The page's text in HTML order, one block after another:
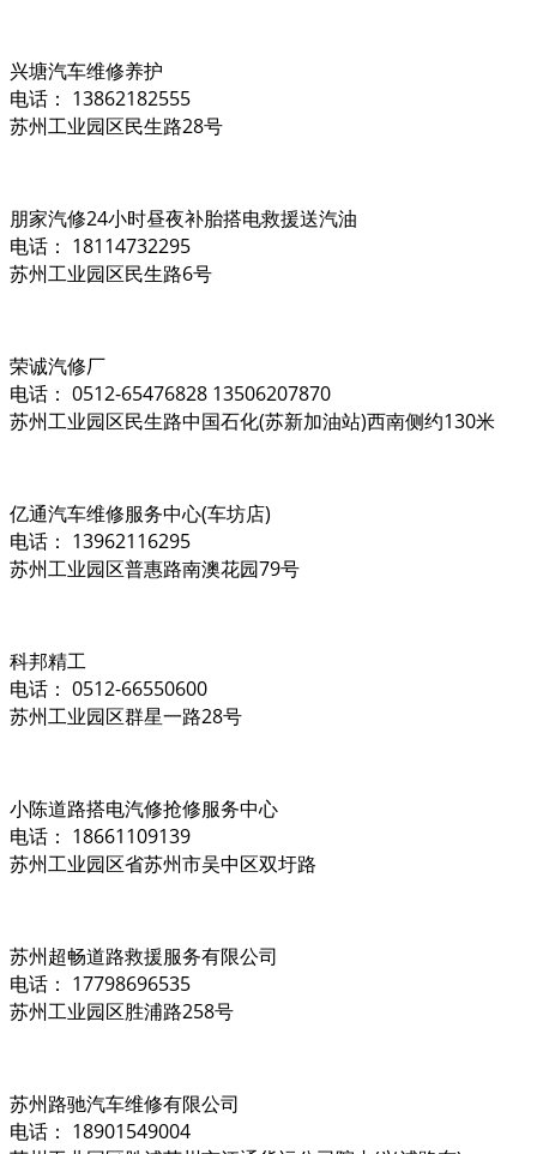
兴塘汽车维修养护
电话： 13862182555
苏州工业园区民生路28号
朋家汽修24小时昼夜补胎搭电救援送汽油
电话： 18114732295
苏州工业园区民生路6号
荣诚汽修厂
电话： 0512-65476828 13506207870
苏州工业园区民生路中国石化(苏新加油站)西南侧约130米
亿通汽车维修服务中心(车坊店)
电话： 13962116295
苏州工业园区普惠路南澳花园79号
科邦精工
电话： 0512-66550600
苏州工业园区群星一路28号
小陈道路搭电汽修抢修服务中心
电话： 18661109139
苏州工业园区省苏州市吴中区双圩路
苏州超畅道路救援服务有限公司
电话： 17798696535
苏州工业园区胜浦路258号
苏州路驰汽车维修有限公司
电话： 18901549004